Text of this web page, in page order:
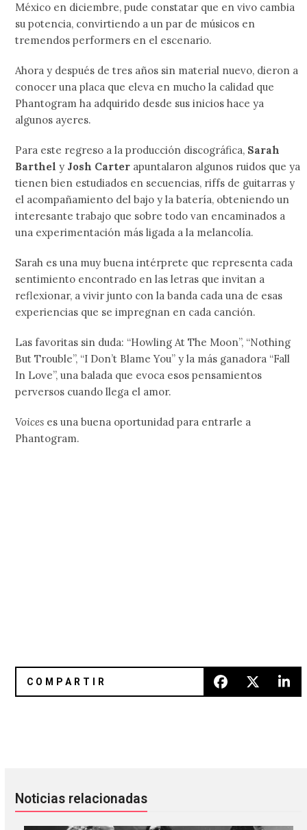
México en diciembre, pude constatar que en vivo cambia
su potencia, convirtiendo a un par de músicos en
tremendos performers en el escenario.
Ahora y después de tres años sin material nuevo, dieron a
conocer una placa que eleva en mucho la calidad que
Phantogram ha adquirido desde sus inicios hace ya
algunos ayeres.
Para este regreso a la producción discográfica, Sarah
Barthel y Josh Carter apuntalaron algunos ruidos que ya
tienen bien estudiados en secuencias, riffs de guitarras y
el acompañamiento del bajo y la batería, obteniendo un
interesante trabajo que sobre todo van encaminados a
una experimentación más ligada a la melancolía.
Sarah es una muy buena intérprete que representa cada
sentimiento encontrado en las letras que invitan a
reflexionar, a vivir junto con la banda cada una de esas
experiencias que se impregnan en cada canción.
Las favoritas sin duda: “Howling At The Moon”, “Nothing
But Trouble”, “I Don’t Blame You” y la más ganadora “Fall
In Love”, una balada que evoca esos pensamientos
perversos cuando llega el amor.
Voices es una buena oportunidad para entrarle a
Phantogram.
Noticias relacionadas